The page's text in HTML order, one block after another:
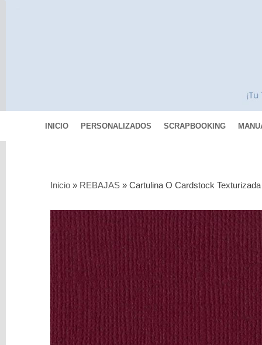
INICIO PERSONALIZADOS SCRAPBOOKING
MIXED
MEDIA
Pinturas
Mediums
Máquinas
Vinilos
Inicio » REBAJAS »Cartulina O Cardstock